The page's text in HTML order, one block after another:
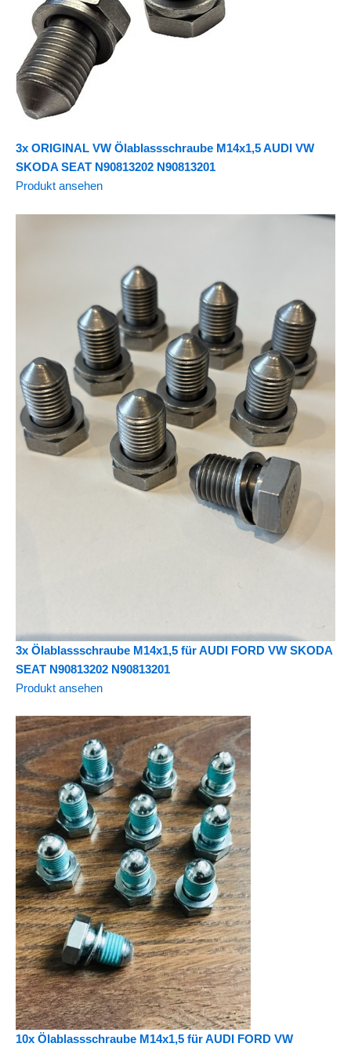
3x ORIGINAL VW Ölablassschraube M14x1,5 AUDI VW
SKODA SEAT N90813202 N90813201
Produkt ansehen
3x Ölablassschraube M14x1,5 für AUDI FORD VW SKODA
SEAT N90813202 N90813201
Produkt ansehen
10x Ölablassschraube M14x1,5 für AUDI FORD VW